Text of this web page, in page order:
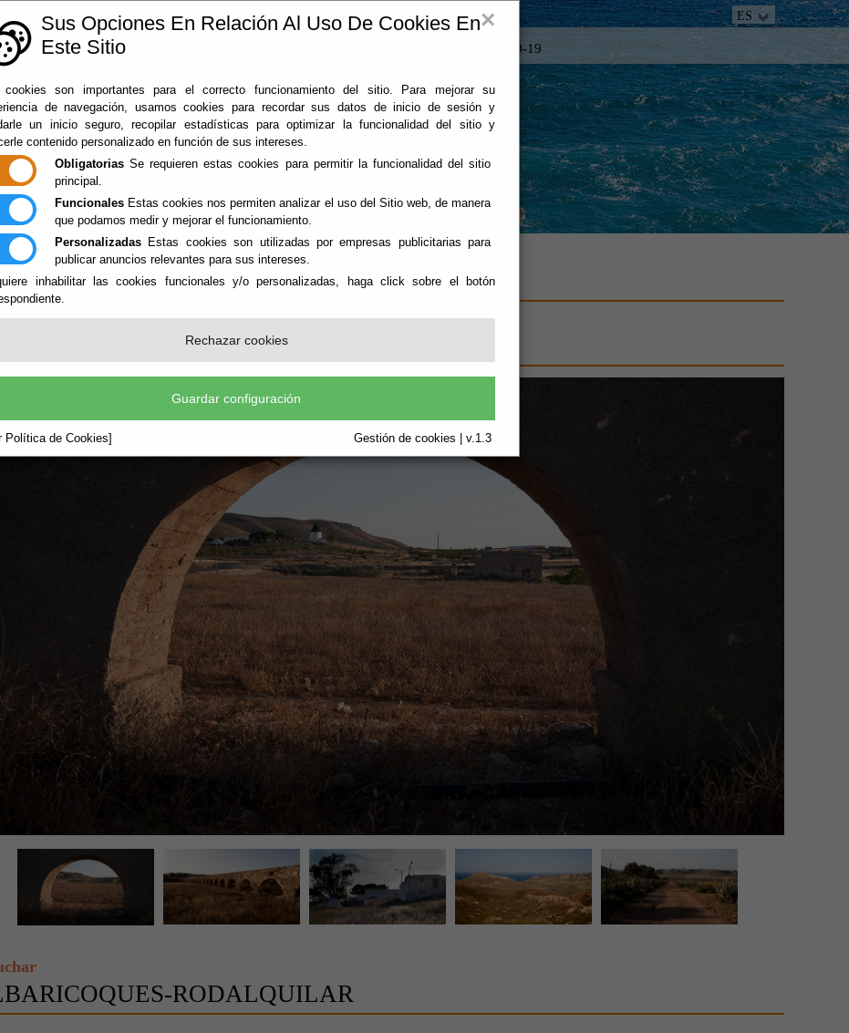
×
Sus Opciones En Relación Al Uso De Cookies En
Este Sitio
cookies son importantes para el correcto funcionamiento del sitio. Para mejorar su
de navegación, usamos cookies para recordar sus datos de inicio de sesión y
un inicio seguro, recopilar estadísticas para optimizar la funcionalidad del sitio y
contenido personalizado en función de sus intereses.
Obligatorias Se requieren estas cookies para permitir la funcionalidad del sitio
principal.
Funcionales Estas cookies nos permiten analizar el uso del Sitio web, de manera
que podamos medir y mejorar el funcionamiento.
Personalizadas Estas cookies son utilizadas por empresas publicitarias para
publicar anuncios relevantes para sus intereses.
inhabilitar las cookies funcionales y/o personalizadas, haga click sobre el botón
Rechazar cookies
Guardar configuración
Política de Cookies] Gestión de cookies | v.1.3
ES
360 COVID-19
SINGULARES - PATRIMONIO
RODALQUILAR